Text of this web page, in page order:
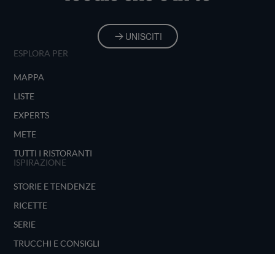
UNISCITI
ESPLORA PER
MAPPA
LISTE
EXPERTS
METE
TUTTI I RISTORANTI
ISPIRAZIONE
STORIE E TENDENZE
RICETTE
SERIE
TRUCCHI E CONSIGLI